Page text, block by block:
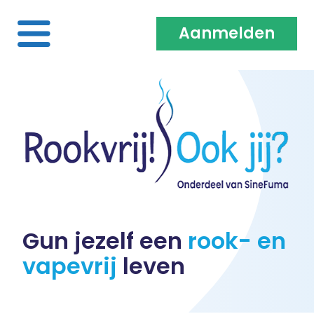
Home
Over ons
Medewerkers & Coaches
Heb je een klacht?
Aanmelden
Gun jezelf een rook- en
vapevrij leven